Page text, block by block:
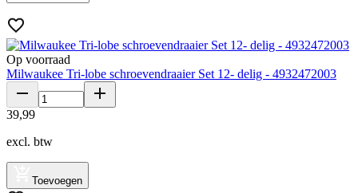
Op voorraad
Milwaukee Tri-lobe schroevendraaier Set 12- delig - 4932472003
39,99
excl. btw
Toevoegen